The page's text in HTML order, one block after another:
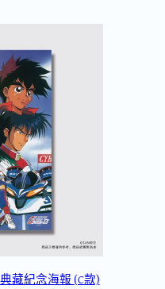
藏紀念海報 (C款)